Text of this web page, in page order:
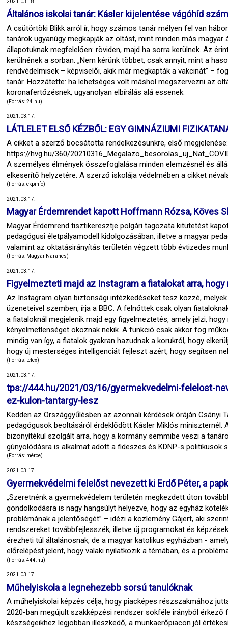
2021.03.18.
Általános iskolai tanár: Kásler kijelentése vágóhíd
A csütörtöki Blikk arról ír, hogy számos tanár mélyen fel van
tanárok ugyanúgy megkapják az oltást, mint minden más
állapotuknak megfelelően: röviden, majd ha sorra kerülnek. Az
kerülnének a sorban. „Nem kérünk többet, csak annyit, mint a
rendvédelmisek – képviselői, akik már megkapták a vakcinát” –
tanár. Hozzátette: ha lehetséges volt máshol megszervezni az
koronafertőzésnek, ugyanolyan elbírálás alá essenek.
(Forrás: 24.hu)
2021.03.17.
LÁTLELET ELSŐ KÉZBŐL: EGY GIMNÁZIUMI
A cikket a szerző bocsátotta rendelkezésünkre, első megjelenése:
https://hvg.hu/360/
A személyes élmények összefoglalása minden elemzésnél és
elkeserítő helyzetére. A szerző iskolája védelmében a cikket
(Forrás: ckpinfo)
2021.03.17.
Magyar Érdemrendet kapott Hoffmann Rózsa, Köves
Magyar Érdemrend tisztikeresztje polgári tagozata kitütetést
pedagógusi életpályamodell kidolgozásában, illetve a magyar
valamint az oktatásirányítás területén végzett több évtizedes
(Forrás: Magyar Narancs)
2021.03.17.
Figyelmezteti majd az Instagram a fiatalokat arra,
Az Instagram olyan biztonsági intézkedéseket tesz közzé,
üzeneteivel szemben, írja a BBC. A felnőttek csak olyan
a fiataloknál megjelenik majd egy figyelmeztetés, amely jelzi,
kényelmetlenséget okoznak nekik. A funkció csak akkor fog
mindig van így, a fiatalok gyakran hazudnak a korukról, hogy
hogy új mesterséges intelligenciát fejleszt azért, hogy segítsen
(Forrás: telex)
2021.03.17.
tps://444.hu/2021/03/16/gyermekvedelmi-felelost-
ez-kulon-tantargy-lesz
Kedden az Országgyűlésben az azonnali kérdések óráján
pedagógusok beoltásáról érdeklődött Kásler Miklós
bizonyítékul szolgált arra, hogy a kormány semmibe veszi a
gúnyolódásra is alkalmat adott a fideszes és KDNP-s politikusok
(Forrás: mérce)
2021.03.17.
Gyermekvédelmi felelőst nevezett ki Erdő Péter, a
„Szeretnénk a gyermekvédelem területén megkezdett úton
gondolkodásra is nagy hangsúlyt helyezve, hogy az egyház
problémának a jelentőségét” – idézi a közlemény Gájert, aki
rendszereket továbbfejlesszék, illetve új programokat és
érezheti túl általánosnak, de a magyar katolikus egyházban -
előrelépést jelent, hogy valaki nyilatkozik a témában, és a
(Forrás: 444.hu)
2021.03.17.
Műhelyiskola a legnehezebb sorsú tanulóknak
A műhelyiskolai képzés célja, hogy piacképes részszakmához
2020-ban megújult szakképzési rendszer sokféle irányból
készségeikhez legjobban illeszkedő, a munkaerőpiacon jól